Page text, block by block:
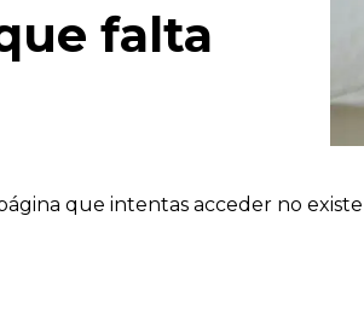
falta
que intentas acceder no